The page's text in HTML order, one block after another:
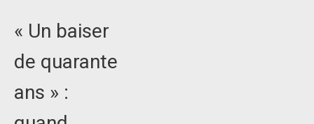
« Un baiser
de quarante
ans » :